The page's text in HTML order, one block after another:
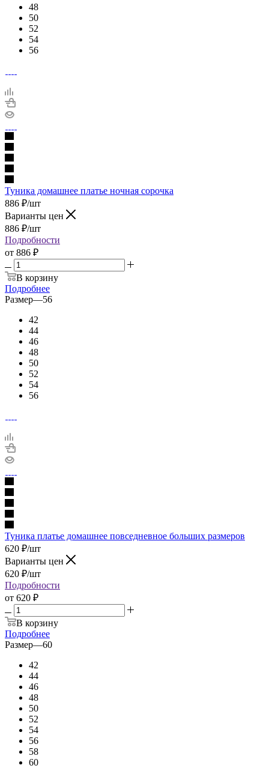
48
50
52
54
56
Туника домашнее платье ночная сорочка
886 ₽/шт
Варианты цен
886 ₽/шт
Подробности
от 886 ₽
В корзину
Подробнее
Размер—56
42
44
46
48
50
52
54
56
Туника платье домашнее повседневное больших размеров
620 ₽/шт
Варианты цен
620 ₽/шт
Подробности
от 620 ₽
В корзину
Подробнее
Размер—60
42
44
46
48
50
52
54
56
58
60